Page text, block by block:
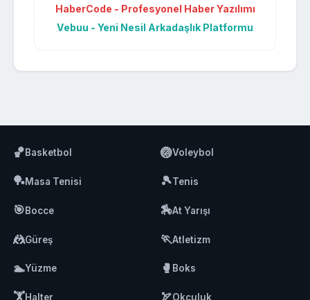
HaberCode - Profesyonel Haber Yazılımı
Vebuu - Yeni Nesil Arkadaşlık Platformu
🏀Basketbol 🏐Voleybol
🏓Masa Tenisi 🎾Tenis
🎯Bocce 🏇At Yarışı
🤼Güreş 🏃Atletizm
🏊Yüzme 🥊 Boks
🏋️Halter 🏹Okçuluk